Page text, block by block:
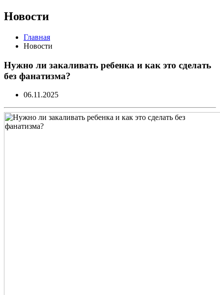
Новости
Главная
Новости
Нужно ли закаливать ребенка и как это сделать
без фанатизма?
06.11.2025